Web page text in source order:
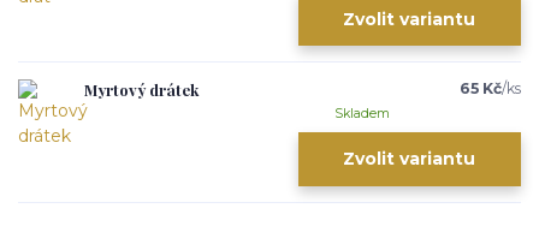
Zvolit variantu
Myrtový drátek 65 Kč/ks
Skladem
Zvolit variantu